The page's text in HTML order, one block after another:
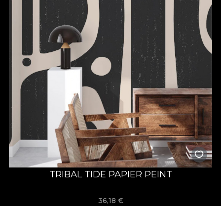
TRIBAL TIDE PAPIER PEINT
36,18 €